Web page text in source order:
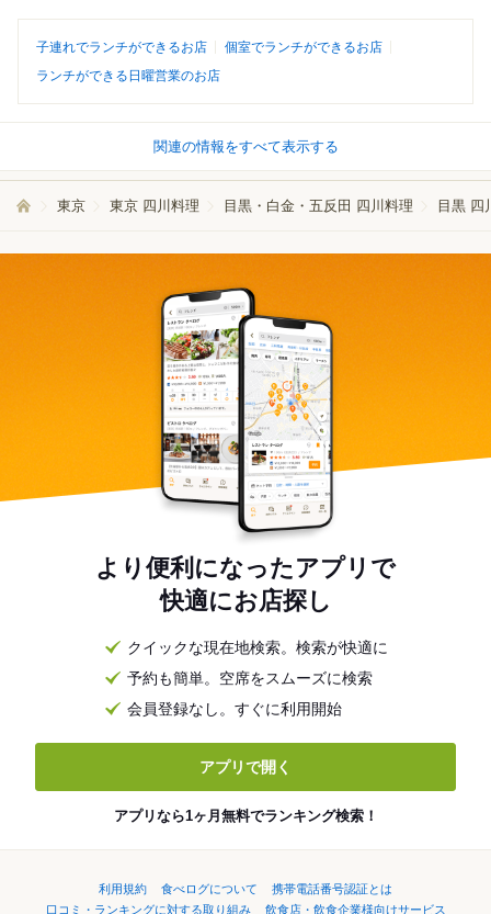
子連れでランチができるお店
個室でランチができるお店
ランチができる日曜営業のお店
関連の情報をすべて表示する
東京 東京 四川料理 目黒・白金・五反田 四川料理 目黒 四
より便利になったアプリで
快適にお店探し
クイックな現在地検索。検索が快適に
予約も簡単。空席をスムーズに検索
会員登録なし。すぐに利用開始
アプリで開く
アプリなら1ヶ月無料でランキング検索！
利用規約 食べログについて
携帯電話番号認証とは
口コミ・ランキングに対する取り組み
飲食店・飲食企業様向けサービス